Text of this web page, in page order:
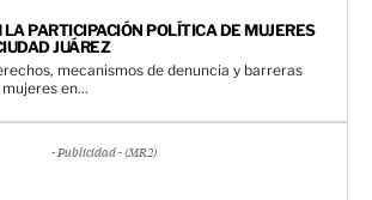
PARTICIPACIÓN POLÍTICA DE MUJERES
JUÁREZ
mecanismos de denuncia y barreras
en...
- Publicidad - (MR2)